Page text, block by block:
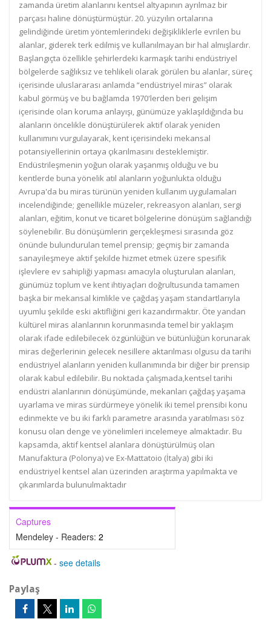
zamanda üretim alanlarını kentsel altyapının ayrılmaz bir
parçası haline dönüştürmüştür. 20. yüzyılın ortalarına
gelindiğinde üretim yöntemlerindeki değişikliklerle evrilen bu
alanlar, giderek terk edilmiş ve kullanılmayan bir hal almışlardır.
Başlangıçta özellikle şehirlerdeki karmaşık tarihi endüstriyel
bölgelerde sağlıksız ve tehlikeli olarak görülen bu alanlar, süreç
içerisinde uluslararası anlamda “endüstriyel miras” olarak
kabul görmüş ve bu bağlamda 1970'lerden beri gelişim
içerisinde olan koruma anlayışı, günümüze yaklaşıldığında bu
alanların öncelikle dönüştürülerek aktif olarak yeniden
kullanımını vurgulayarak, kent içerisindeki mekansal
potansiyellerinin ortaya çıkarılmasını desteklemiştir.
Endüstrileşmenin yoğun olarak yaşanmış olduğu ve bu
kentlerde buna yönelik atıl alanların yoğunlukta olduğu
Avrupa'da bu miras türünün yeniden kullanım uygulamaları
incelendiğinde; genellikle müzeler, rekreasyon alanları, sergi
alanları, eğitim, konut ve ticaret bölgelerine dönüşüm sağlandığı
söylenebilir. Bu dönüşümlerin gerçekleşmesi sırasında göz
önünde bulundurulan temel prensip; geçmiş bir zamanda
sanayileşmeye aktif şekilde hizmet etmek üzere spesifik
işlevlere ev sahipliği yapması amacıyla oluşturulan alanları,
günümüz toplum ve kent ihtiyaçları doğrultusunda tamamen
başka bir mekansal kimlikle ve çağdaş yaşam standartlarıyla
uyumlu şekilde eski aktifliğini geri kazandırmaktır. Öte yandan
kültürel miras alanlarının korunmasında temel bir yaklaşım
olarak ifade edilebilecek özgünlüğün ve bütünlüğün korunarak
miras değerlerinin gelecek nesillere aktarılması olgusu da tarihi
endüstriyel alanların yeniden kullanımında bir diğer bir prensip
olarak kabul edilebilir. Bu noktada çalışmada,kentsel tarihi
endüstri alanlarının dönüşümünde, mekanları çağdaş yaşama
uyarlama ve miras sürdürmeye yönelik iki temel prensibi konu
edinmekte ve bu iki farklı parametre arasında yaratılması söz
konusu olan denge ve yönelimleri incelemeye almaktadır. Bu
kapsamda, aktif kentsel alanlara dönüştürülmüş olan
Manufaktura (Polonya) ve Ex-Mattatoio (İtalya) gibi iki
endüstriyel kentsel alan üzerinden araştırma yapılmakta ve
çıkarımlarda bulunulmaktadır
Captures
Mendeley - Readers: 2
- see details
Paylaş